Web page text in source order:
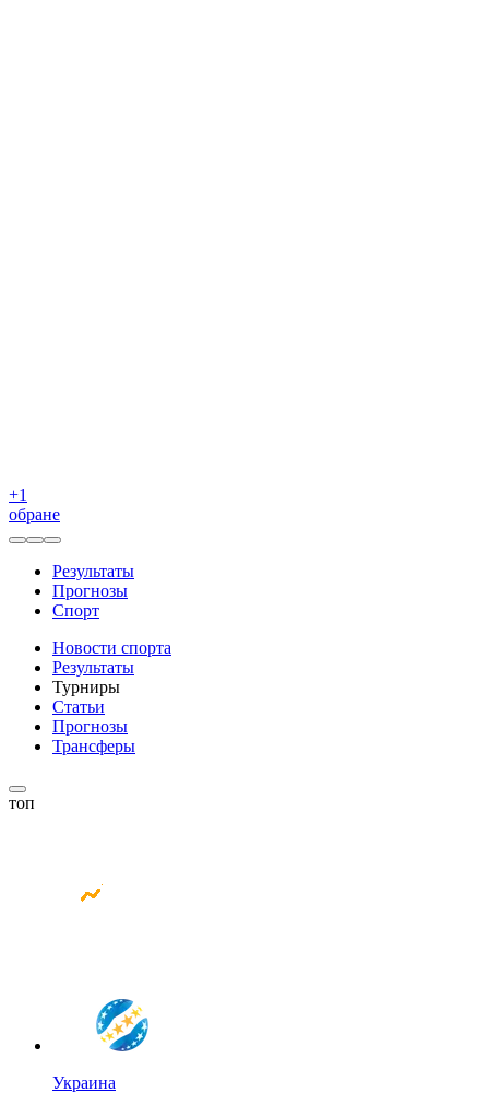
+1
обране
Результаты
Прогнозы
Спорт
Новости спорта
Результаты
Турниры
Статьи
Прогнозы
Трансферы
топ
Украина